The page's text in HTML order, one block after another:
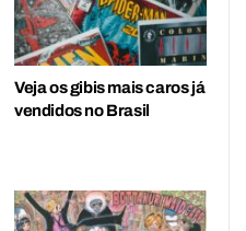
Veja os gibis mais caros já
vendidos no Brasil